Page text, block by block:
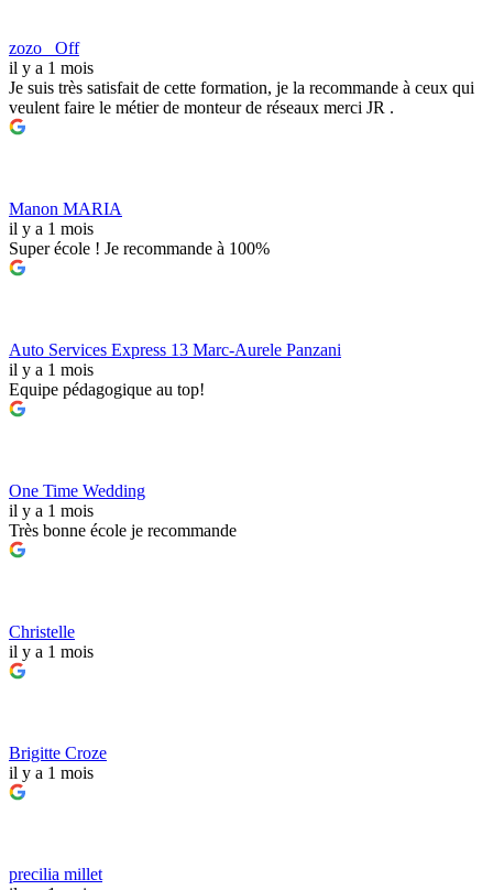
zozo_ Off
il y a 1 mois
Je suis très satisfait de cette formation, je la recommande à ceux qui
veulent faire le métier de monteur de réseaux merci JR .
Manon MARIA
il y a 1 mois
Super école ! Je recommande à 100%
Auto Services Express 13 Marc-Aurele Panzani
il y a 1 mois
Equipe pédagogique au top!
One Time Wedding
il y a 1 mois
Très bonne école je recommande
Christelle
il y a 1 mois
Brigitte Croze
il y a 1 mois
precilia millet